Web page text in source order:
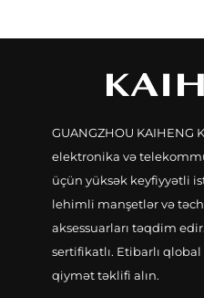
80 mm
GUANGZHOU KAIHENG
elektronika və
üçün yüksək keyfiyyətli
lehimli manşetlər və
aksessuarları təqdim
sertifikatlı. Etibarlı
qiymət təklifi alın.